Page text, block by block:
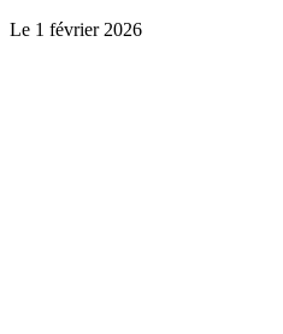
Le 1 février 2026